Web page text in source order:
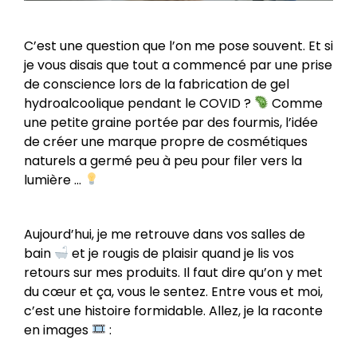
C’est une question que l’on me pose souvent. Et si
je vous disais que tout a commencé par une prise
de conscience lors de la fabrication de gel
hydroalcoolique pendant le COVID ?
Comme
une petite graine portée par des fourmis, l’idée
de créer une marque propre de cosmétiques
naturels a germé peu à peu pour filer vers la
lumière …
Aujourd’hui, je me retrouve dans vos salles de
bain
et je rougis de plaisir quand je lis vos
retours sur mes produits. Il faut dire qu’on y met
du cœur et ça, vous le sentez. Entre vous et moi,
c’est une histoire formidable. Allez, je la raconte
en images
: